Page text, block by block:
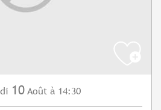
10 Août à 14:30